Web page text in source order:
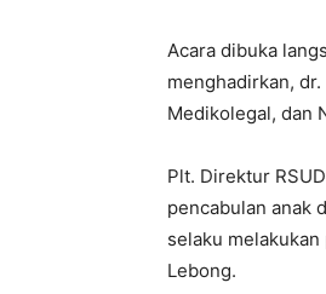
Acara dibuka
menghadirkan,
Medikolegal, dan
Plt. Direktur
pencabulan anak
selaku
Lebong.